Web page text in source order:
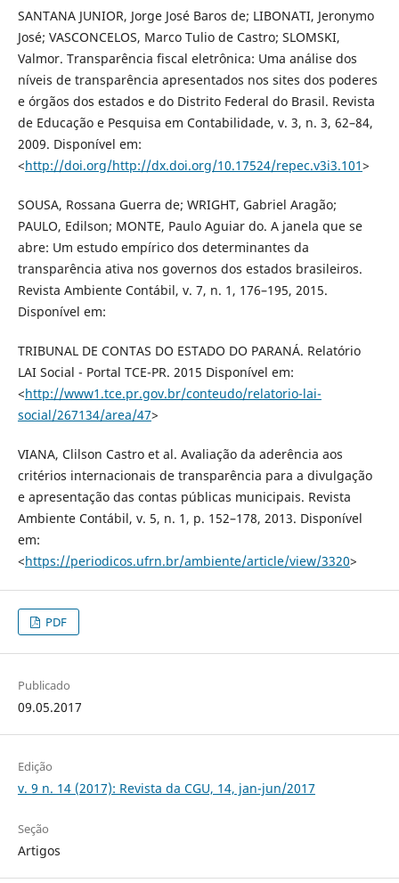
SANTANA JUNIOR, Jorge José Baros de; LIBONATI, Jeronymo
José; VASCONCELOS, Marco Tulio de Castro; SLOMSKI,
Valmor. Transparência fiscal eletrônica: Uma análise dos
níveis de transparência apresentados nos sites dos poderes
e órgãos dos estados e do Distrito Federal do Brasil. Revista
de Educação e Pesquisa em Contabilidade, v. 3, n. 3, 62–84,
2009. Disponível em:
<http://doi.org/http://dx.doi.org/10.17524/repec.v3i3.101>
SOUSA, Rossana Guerra de; WRIGHT, Gabriel Aragão;
PAULO, Edilson; MONTE, Paulo Aguiar do. A janela que se
abre: Um estudo empírico dos determinantes da
transparência ativa nos governos dos estados brasileiros.
Revista Ambiente Contábil, v. 7, n. 1, 176–195, 2015.
Disponível em:
TRIBUNAL DE CONTAS DO ESTADO DO PARANÁ. Relatório
LAI Social - Portal TCE-PR. 2015 Disponível em:
<http://www1.tce.pr.gov.br/conteudo/relatorio-lai-
social/267134/area/47>
VIANA, Clilson Castro et al. Avaliação da aderência aos
critérios internacionais de transparência para a divulgação
e apresentação das contas públicas municipais. Revista
Ambiente Contábil, v. 5, n. 1, p. 152–178, 2013. Disponível
em:
<https://periodicos.ufrn.br/ambiente/article/view/3320>
PDF
Publicado
09.05.2017
Edição
v. 9 n. 14 (2017): Revista da CGU, 14, jan-jun/2017
Seção
Artigos